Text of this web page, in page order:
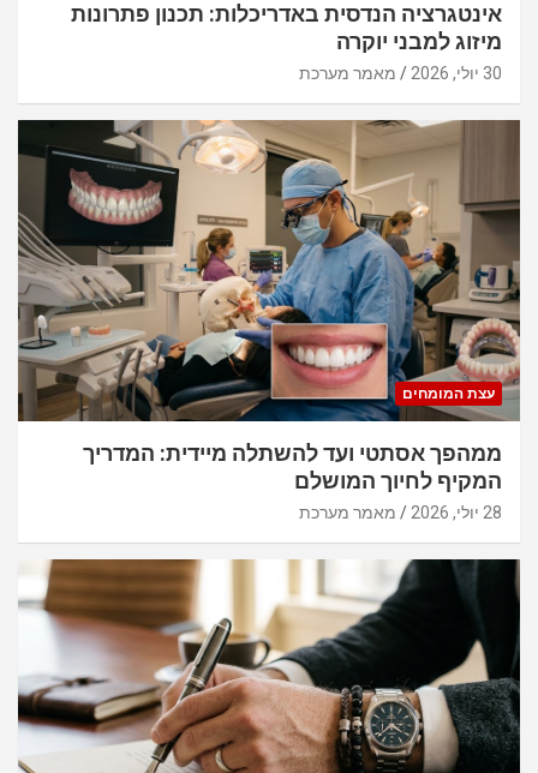
אינטגרציה הנדסית באדריכלות: תכנון פתרונות
מיזוג למבני יוקרה
30 יולי, 2026 מאמר מערכת
עצת המומחים
ממהפך אסתטי ועד להשתלה מיידית: המדריך
המקיף לחיוך המושלם
28 יולי, 2026 מאמר מערכת